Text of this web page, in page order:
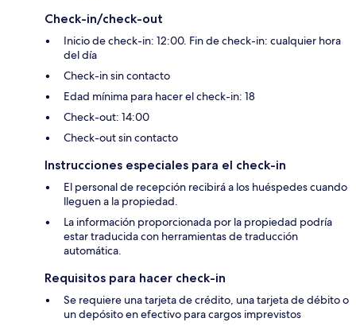
Check-in/check-out
Inicio de check-in: 12:00. Fin de check-in: cualquier hora
del día
Check-in sin contacto
Edad mínima para hacer el check-in: 18
Check-out: 14:00
Check-out sin contacto
Instrucciones especiales para el check-in
El personal de recepción recibirá a los huéspedes cuando
lleguen a la propiedad.
La información proporcionada por la propiedad podría
estar traducida con herramientas de traducción
automática.
Requisitos para hacer check-in
Se requiere una tarjeta de crédito, una tarjeta de débito o
un depósito en efectivo para cargos imprevistos